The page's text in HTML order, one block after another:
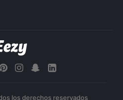
los derechos reservados